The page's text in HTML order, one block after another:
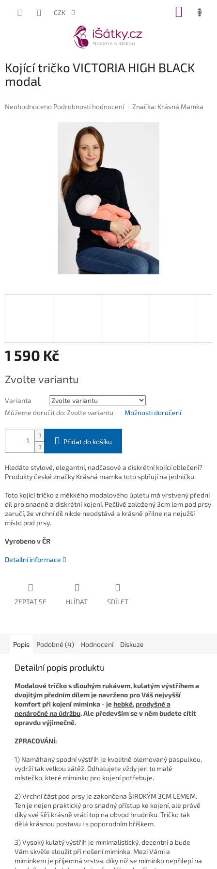
CZK
Kojící tričko VICTORIA HIGH BLACK
modal
Průměrné
Neohodnoceno Podrobnosti hodnocení Značka: Krásná Mamka
1 590 Kč
cena:
Zvolte variantu
Varianta
Můžeme doručit do: Zvolte variantu Možnosti doručení
Přidat do košíku
Hledáte stylové, elegantní, nadčasové a diskrétní kojící oblečení?
Produkty české značky Krásná mamka toto splňují na jedničku.
Toto kojící tričko z měkkého modalového úpletu má vrstvený přední
díl pro snadné a diskrétní kojení. Pečlivě založený 3cm lem pod prsy
zaručí, že vrchní díl nikde neodstává a krásně přilne na nejužší
místo pod prsy.
Vyrobeno v ČR
Detailní informace
ZEPTAT SE HLÍDAT SDÍLET
Popis Podobné (4) Hodnocení Diskuze
Detailní popis produktu
Modalové tričko s dlouhým rukávem, kulatým výstřihem a
dvojitým předním dílem je navrženo pro Váš nejvyšší
komfort při kojení miminka - jehebké, prodyšné a
nenáročné na údržbu. Ale především se v něm budete cítit
opravdu výjimečně.
ZPRACOVÁNÍ:
1) Namáhaný spodní výstřih je kvalitně olemovaný paspulkou,
vydrží tak velkou zátěž. Odhalujete vždy jen to malé
místečko, které miminko pro kojení potřebuje.
2) Vrchní část pod prsy je zakončena ŠIROKÝM 3CM LEMEM.
Ten je nejen praktický pro snadný přístup ke kojení, ale právě
díky své šíři krásně vrátí top na obvod hrudníku. Tričko tak
dělá krásnou postavu i s poporodním bříškem.
3) Vysoký kulatý výstřih je minimalistický, decentní a bude
Vám skvěle sloužit při nošení miminka. Mezi Vámi a
miminkem je příjemná vrstva, díky níž se miminko nepřilepí na